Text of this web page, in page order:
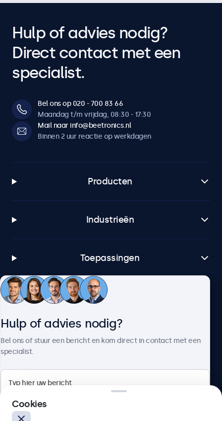
Hulp of advies nodig?
Direct contact met een
specialist.
Bel ons op 020 - 700 83 66
Maandag t/m vrijdag, 08:30 - 17:30
Mail naar info@beetronics.nl
Binnen 2 uur reactie op werkdagen
Producten
Industrieën
Toepassingen
Klantenservice
Hulp of advies nodig?
Bel ons of stuur een bericht en kom direct in contact met een
specialist.
Cookies